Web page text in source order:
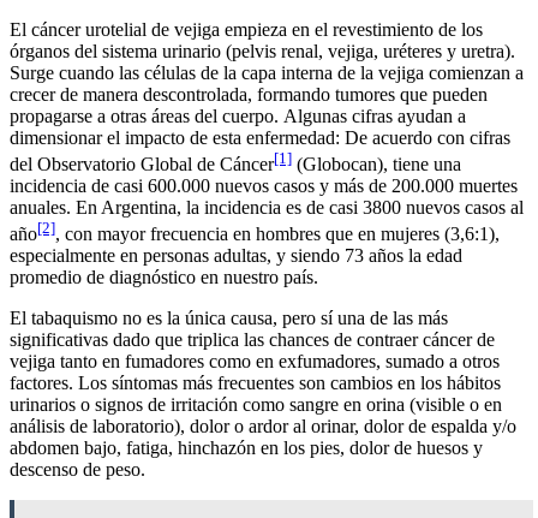
El cáncer urotelial de vejiga empieza en el revestimiento de los
órganos del sistema urinario (pelvis renal, vejiga, uréteres y uretra).
Surge cuando las células de la capa interna de la vejiga comienzan a
crecer de manera descontrolada, formando tumores que pueden
propagarse a otras áreas del cuerpo. Algunas cifras ayudan a
dimensionar el impacto de esta enfermedad: De acuerdo con cifras
del Observatorio Global de Cáncer[1] (Globocan), tiene una
incidencia de casi 600.000 nuevos casos y más de 200.000 muertes
anuales. En Argentina, la incidencia es de casi 3800 nuevos casos al
año[2], con mayor frecuencia en hombres que en mujeres (3,6:1),
especialmente en personas adultas, y siendo 73 años la edad
promedio de diagnóstico en nuestro país.
El tabaquismo no es la única causa, pero sí una de las más
significativas dado que triplica las chances de contraer cáncer de
vejiga tanto en fumadores como en exfumadores, sumado a otros
factores. Los síntomas más frecuentes son cambios en los hábitos
urinarios o signos de irritación como sangre en orina (visible o en
análisis de laboratorio), dolor o ardor al orinar, dolor de espalda y/o
abdomen bajo, fatiga, hinchazón en los pies, dolor de huesos y
descenso de peso.